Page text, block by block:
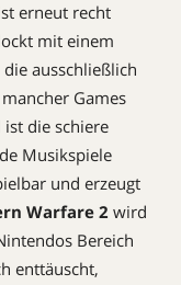
erneut recht
mit einem
ausschließlich
Games
die schiere
Musikspiele
und erzeugt
Warfare 2 wird
Bereich
enttäuscht,